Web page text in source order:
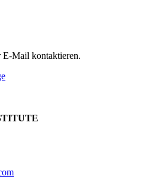
E-Mail kontaktieren.